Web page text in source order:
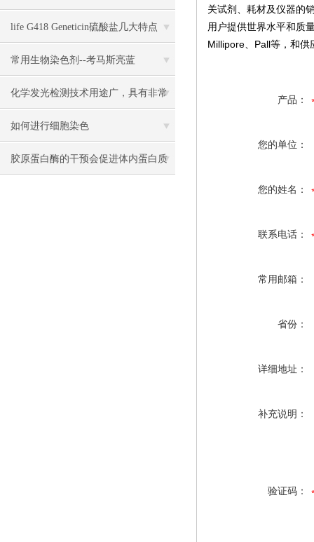
择
life G418 Geneticin硫酸盐几大特点
常用生物染色剂--考马斯亮蓝
化学发光检测技术用途广，具有非常
高的灵敏度
如何进行细胞染色
胶原蛋白酶的干预会促进体内蛋白质
关试剂、耗材及仪器的
用户提供世界水平和质
Millipore、Pall等，和
产品：
您的单位：
您的姓名：
联系电话：
常用邮箱：
省份：
详细地址：
补充说明：
验证码：